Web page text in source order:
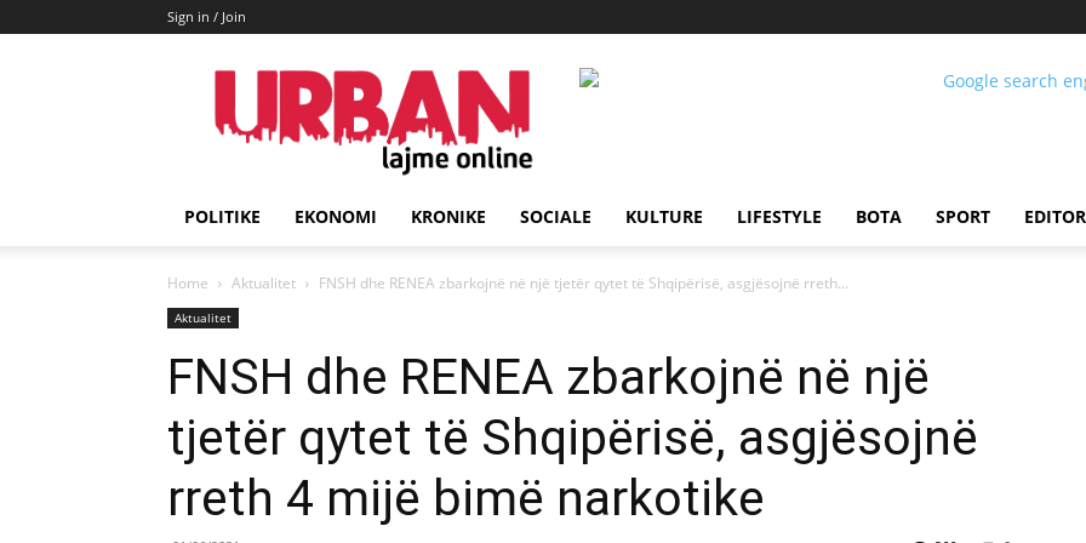
Sign in / Join
URBAN
Lajme
POLITIKE EKONOMI KRONIKE SOCIALE KULTURE LIFESTYLE BOTA SPORT
Home Aktualitet FNSH dhe RENEA zbarkojnë në një tjetër qytet të Shqipërisë, asgjësojnë rreth...
Aktualitet
FNSH dhe RENEA zbarkojnë në një
tjetër qytet të Shqipërisë, asgjësojnë
rreth 4 mijë bimë narkotike